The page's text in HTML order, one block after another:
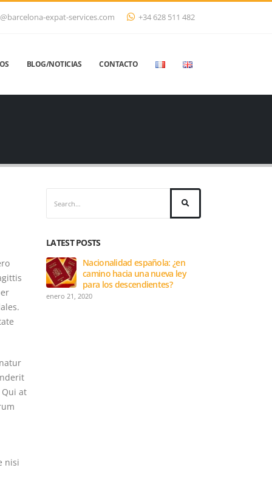
expat-services.com +34 628 511 482
BLOG/NOTICIAS CONTACTO
at
nisi
LATEST POSTS
Nacionalidad española: ¿en
camino hacia una nueva ley
para los descendientes?
enero 21, 2020